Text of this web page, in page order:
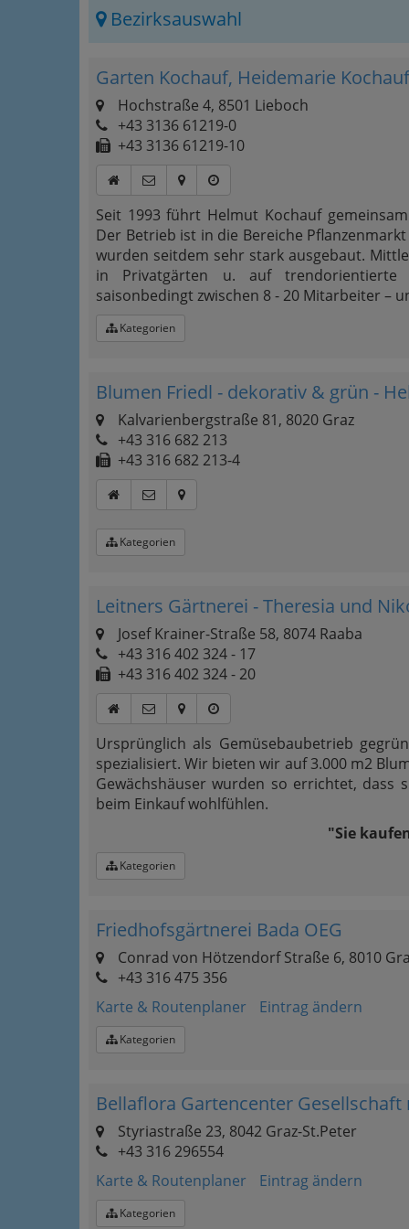
Bezirksauswahl
Garten Kochauf, Heidemarie
Hochstraße 4, 8501 Lieboch
+43 3136 61219-0
+43 3136 61219-10
Seit 1993 führt Helmut Kochauf
Der Betrieb ist in die Bereiche
wurden seitdem sehr stark ausgebaut.
in Privatgärten u. auf trendorientierte
saisonbedingt zwischen 8 - 20 Mitarbeiter –
Kategorien
Blumen Friedl - dekorativ & grün -
Kalvarienbergstraße 81, 8020 Graz
+43 316 682 213
+43 316 682 213-4
Kategorien
Leitners Gärtnerei - Theresia und
Josef Krainer-Straße 58, 8074 Raaba
+43 316 402 324 - 17
+43 316 402 324 - 20
Ursprünglich als Gemüsebaubetrieb
spezialisiert. Wir bieten wir auf 3.000 m2
Gewächshäuser wurden so errichtet, dass
beim Einkauf wohlfühlen.
"Sie
Kategorien
Friedhofsgärtnerei Bada OEG
Conrad von Hötzendorf Straße 6, 8010
+43 316 475 356‎
Karte & Routenplaner
Eintrag ändern
Kategorien
Bellaflora Gartencenter Gesellschaft
Styriastraße 23, 8042 Graz-St.Peter
+43 316 296554
Karte & Routenplaner
Eintrag ändern
Kategorien